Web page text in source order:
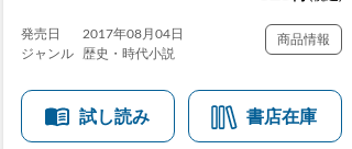
発売日
2017年08月04日
ジャンル
歴史・時代小説
商品情報
試し読み 書店在庫